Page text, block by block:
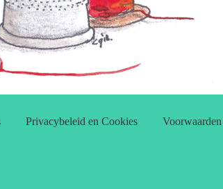
Privacybeleid en Cookies Voorwaarden